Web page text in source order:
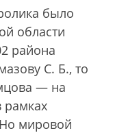
было
области
района
С. Б., то
— на
рамках
мировой